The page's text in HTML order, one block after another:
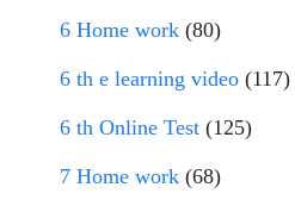
6 Home work (80)
6 th e learning video (117)
6 th Online Test (125)
7 Home work (68)